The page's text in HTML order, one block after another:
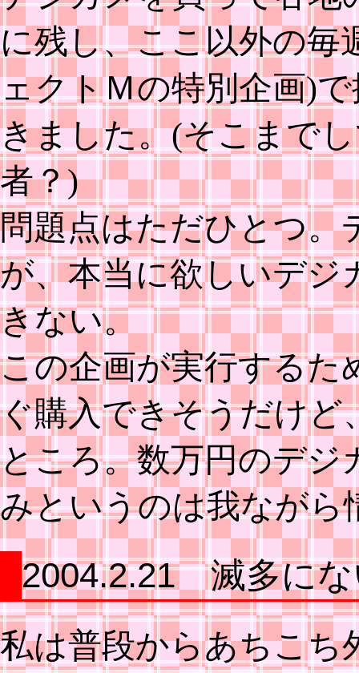
に残し、ここ以外の毎
ェクトＭの特別企画)
きました。(そこまで
者？)
問題点はただひとつ。
が、本当に欲しいデジ
きない。
この企画が実行するた
ぐ購入できそうだけど
ところ。数万円のデジ
みというのは我ながら
2004.2.21 滅多にな
私は普段からあちこち